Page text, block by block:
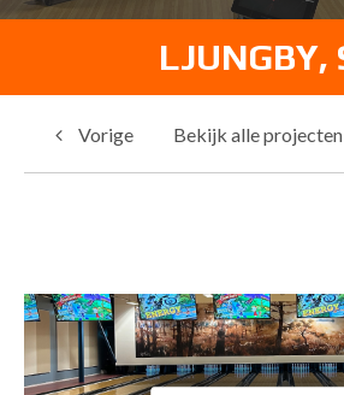
LJUNGBY,
Vorige Bekijk alle projecten